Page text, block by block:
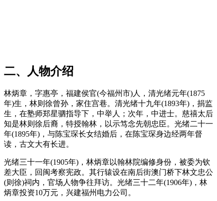
二、人物介绍
林炳章，字惠亭，福建侯官(今福州市)人，清光绪元年(1875
年)生，林则徐曾孙，家住宫巷。清光绪十九年(1893年)，捐监
生，在塾师郑星驷指导下，中举人；次年，中进士。慈禧太后
知是林则徐后裔，特授翰林，以示笃念先朝忠臣。光绪二十一
年(1895年)，与陈宝琛长女结婚后，在陈宝琛身边经两年督
读，古文大有长进。
光绪三十一年(1905年)，林炳章以翰林院编修身份，被委为钦
差大臣，回闽考察宪政。其行辕设在南后街澳门桥下林文忠公
(则徐)祠内，官场人物争往拜访。光绪三十二年(1906年)，林
炳章投资10万元，兴建福州电力公司。